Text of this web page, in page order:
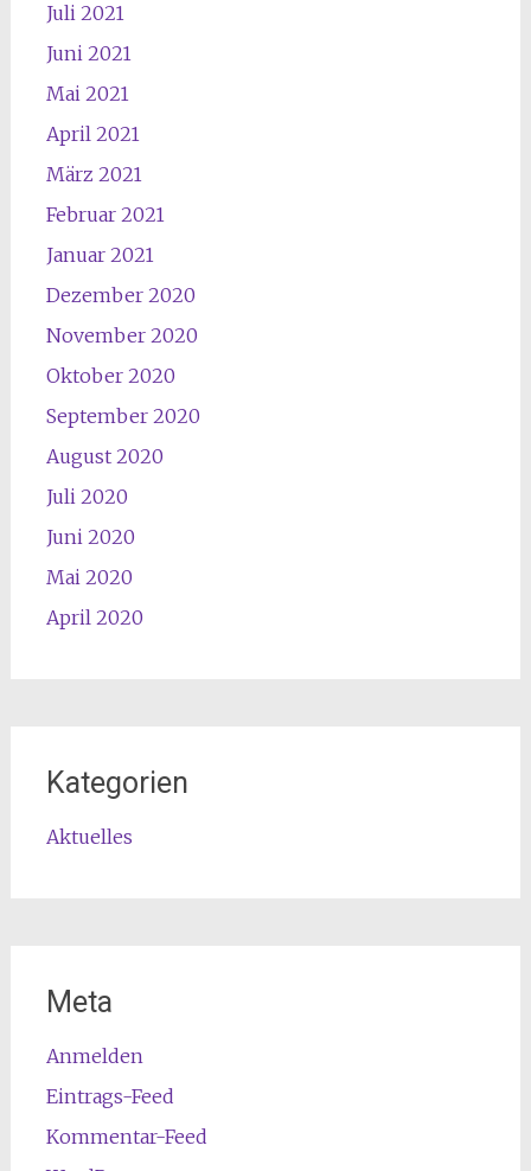
Juli 2021
Juni 2021
Mai 2021
April 2021
März 2021
Februar 2021
Januar 2021
Dezember 2020
November 2020
Oktober 2020
September 2020
August 2020
Juli 2020
Juni 2020
Mai 2020
April 2020
Kategorien
Aktuelles
Meta
Anmelden
Eintrags-Feed
Kommentar-Feed